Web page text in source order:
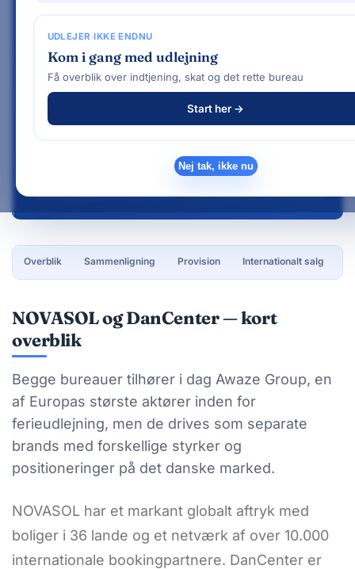
UDLEJER IKKE ENDNU
Kom i gang med udlejning
Få overblik over indtjening, skat og det rette bureau
Start her →
Nej tak, ikke nu
målgruppe.
NOVASOL DanCenter
9.000+ boliger primært i
50+ år
DanCenter grundlagt 1974
Overblik Sammenligning Provision Internationalt salg
NOVASOL og DanCenter — kort
overblik
Begge bureauer tilhører i dag Awaze Group, en
af Europas største aktører inden for
ferieudlejning, men de drives som separate
brands med forskellige styrker og
positioneringer på det danske marked.
NOVASOL har et markant globalt aftryk med
boliger i 36 lande og et netværk af over 10.000
internationale bookingpartnere. DanCenter er